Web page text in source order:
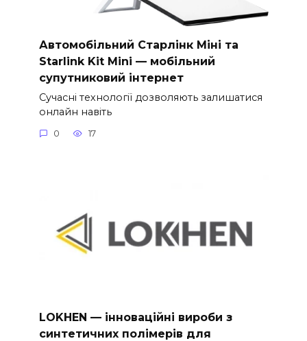
Автомобільний Старлінк Міні та
Starlink Kit Mini — мобільний
супутниковий інтернет
Сучасні технології дозволяють залишатися
онлайн навіть
0 17
LOKHEN — інноваційні вироби з
синтетичних полімерів для